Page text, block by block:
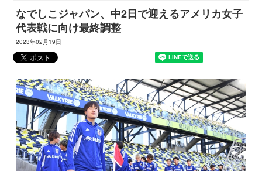
なでしこジャパン、中2日で迎えるアメリカ女子
代表戦に向け最終調整
2023年02月19日